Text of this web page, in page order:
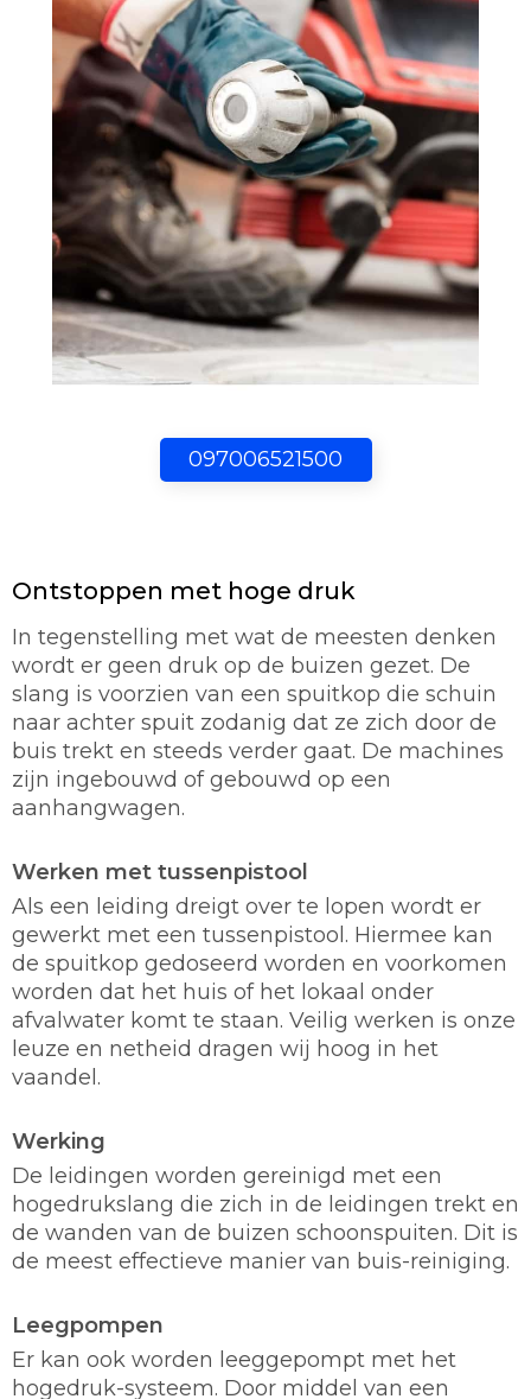
097006521500
Ontstoppen met hoge druk
In tegenstelling met wat de meesten denken
wordt er geen druk op de buizen gezet. De
slang is voorzien van een spuitkop die schuin
naar achter spuit zodanig dat ze zich door de
buis trekt en steeds verder gaat. De machines
zijn ingebouwd of gebouwd op een
aanhangwagen.
Werken met tussenpistool
Als een leiding dreigt over te lopen wordt er
gewerkt met een tussenpistool. Hiermee kan
de spuitkop gedoseerd worden en voorkomen
worden dat het huis of het lokaal onder
afvalwater komt te staan. Veilig werken is onze
leuze en netheid dragen wij hoog in het
vaandel.
Werking
De leidingen worden gereinigd met een
hogedrukslang die zich in de leidingen trekt en
de wanden van de buizen schoonspuiten. Dit is
de meest effectieve manier van buis-reiniging.
Leegpompen
Er kan ook worden leeggepompt met het
hogedruk-systeem. Door middel van een